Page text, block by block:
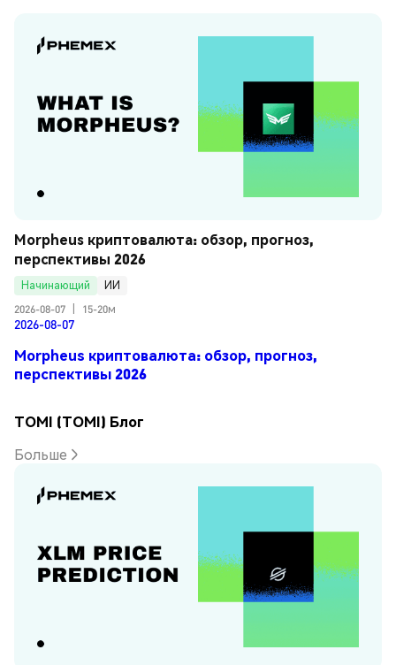
Morpheus криптовалюта: обзор, прогноз,
перспективы 2026
Начинающий
ИИ
2026-08-07
15-20м
2026-08-07
Morpheus криптовалюта: обзор, прогноз,
перспективы 2026
TOMI (TOMI) Блог
Больше